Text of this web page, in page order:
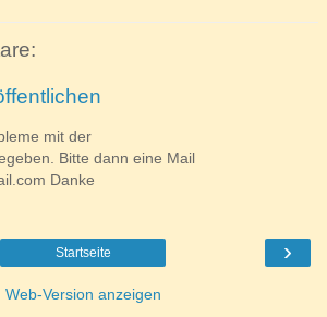
mit der
Bitte dann eine Mail
Danke
›
Startseite
Web-Version anzeigen